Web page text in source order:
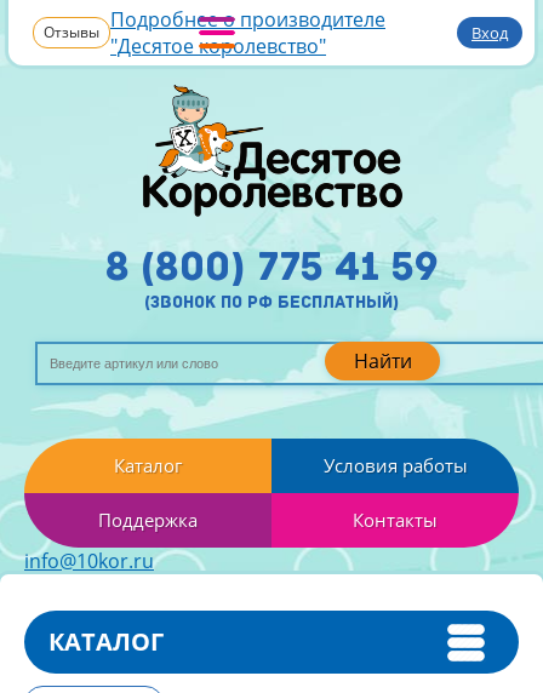
Отзывы Подробнее о производителе
"Десятое королевство"
Вход
Найти
8 (800) 775 41 59
(звонок по рф бесплатный)
Каталог Условия работы
Поддержка Контакты
info@10kor.ru
КАТАЛОГ